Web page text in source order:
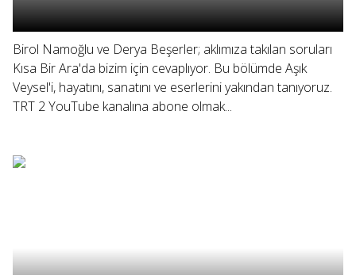
Birol Namoğlu ve Derya Beşerler; aklımıza takılan soruları
Kısa Bir Ara'da bizim için cevaplıyor. Bu bölümde Aşık
Veysel'i, hayatını, sanatını ve eserlerini yakından tanıyoruz.
TRT 2 YouTube kanalına abone olmak...